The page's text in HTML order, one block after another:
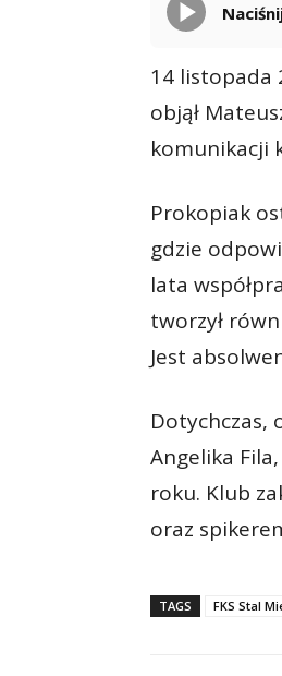
14 listopada
objął
komunikacji
Prokopiak
gdzie
lata
tworzył
Jest
Dotychczas,
Angelika
roku. Klub
oraz
TAGS FKS Stal